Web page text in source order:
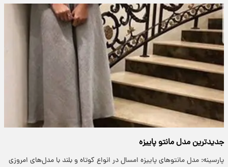
جدیدترین مدل مانتو پاییزه
پارسینه: مدل مانتو‌های پاییزه امسال در انواع کوتاه و بلند با مدل‌های امروزی